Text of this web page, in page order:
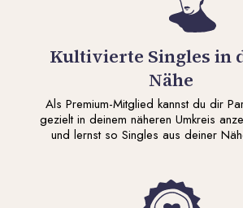
Kultivierte Singles in
Nähe
Als Premium-Mitglied kannst du dir
gezielt in deinem näheren Umkreis
und lernst so Singles aus deiner